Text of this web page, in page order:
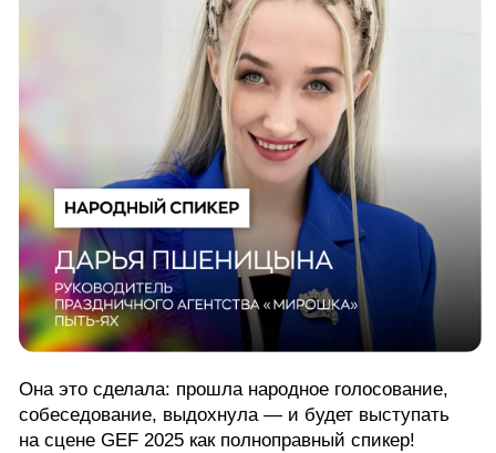
Руководитель праздничного агентства «Мирошка»
На GEF 23.09 в 12:10 на площадке БИЗНЕС-ШКОЛА
она выступит с темой:«Как получить деньги
от государства на свои проекты. Инструкция
простыми словами».
Увидим ее выступления в горах!
ФИНАЛИСТЫ 2025